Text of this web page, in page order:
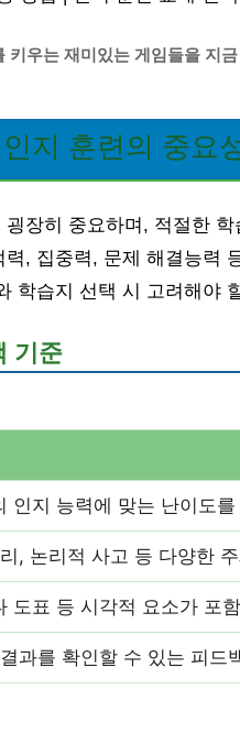
키우는 재미있는 게임들을 지
지 훈련의 중요
장히 중요하며, 적절한
, 집중력, 문제 해결능력
학습지 선택 시 고려해야
기준
인지 능력에 맞는 난이도
, 논리적 사고 등 다양한
도표 등 시각적 요소가 포
과를 확인할 수 있는 피드